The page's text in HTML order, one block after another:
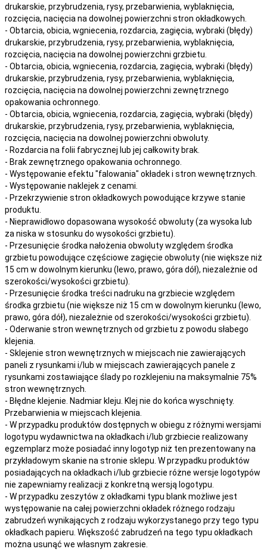
drukarskie, przybrudzenia, rysy, przebarwienia, wyblaknięcia,
rozcięcia, nacięcia na dowolnej powierzchni stron okładkowych.
- Obtarcia, obicia, wgniecenia, rozdarcia, zagięcia, wybraki (błędy)
drukarskie, przybrudzenia, rysy, przebarwienia, wyblaknięcia,
rozcięcia, nacięcia na dowolnej powierzchni grzbietu.
- Obtarcia, obicia, wgniecenia, rozdarcia, zagięcia, wybraki (błędy)
drukarskie, przybrudzenia, rysy, przebarwienia, wyblaknięcia,
rozcięcia, nacięcia na dowolnej powierzchni zewnętrznego
opakowania ochronnego.
- Obtarcia, obicia, wgniecenia, rozdarcia, zagięcia, wybraki (błędy)
drukarskie, przybrudzenia, rysy, przebarwienia, wyblaknięcia,
rozcięcia, nacięcia na dowolnej powierzchni obwoluty.
- Rozdarcia na folii fabrycznej lub jej całkowity brak.
- Brak zewnętrznego opakowania ochronnego.
- Występowanie efektu "falowania" okładek i stron wewnętrznych.
- Występowanie naklejek z cenami.
- Przekrzywienie stron okładkowych powodujące krzywe stanie
produktu.
- Nieprawidłowo dopasowana wysokość obwoluty (za wysoka lub
za niska w stosunku do wysokości grzbietu).
- Przesunięcie środka nałożenia obwoluty względem środka
grzbietu powodujące częściowe zagięcie obwoluty (nie większe niż
15 cm w dowolnym kierunku (lewo, prawo, góra dół), niezależnie od
szerokości/wysokości grzbietu).
- Przesunięcie środka treści nadruku na grzbiecie względem
środka grzbietu (nie większe niż 15 cm w dowolnym kierunku (lewo,
prawo, góra dół), niezależnie od szerokości/wysokości grzbietu).
- Oderwanie stron wewnętrznych od grzbietu z powodu słabego
klejenia.
- Sklejenie stron wewnętrznych w miejscach nie zawierających
paneli z rysunkami i/lub w miejscach zawierających panele z
rysunkami zostawiające ślady po rozklejeniu na maksymalnie 75%
stron wewnętrznych.
- Błędne klejenie. Nadmiar kleju. Klej nie do końca wyschnięty.
Przebarwienia w miejscach klejenia.
- W przypadku produktów dostępnych w obiegu z różnymi wersjami
logotypu wydawnictwa na okładkach i/lub grzbiecie realizowany
egzemplarz może posiadać inny logotyp niż ten prezentowany na
przykładowym skanie na stronie sklepu. W przypadku produktów
posiadających na okładkach i/lub grzbiecie różne wersje logotypów
nie zapewniamy realizacji z konkretną wersją logotypu.
- W przypadku zeszytów z okładkami typu blank możliwe jest
występowanie na całej powierzchni okładek różnego rodzaju
zabrudzeń wynikających z rodzaju wykorzystanego przy tego typu
okładkach papieru. Większość zabrudzeń na tego typu okładkach
można usunąć we własnym zakresie.